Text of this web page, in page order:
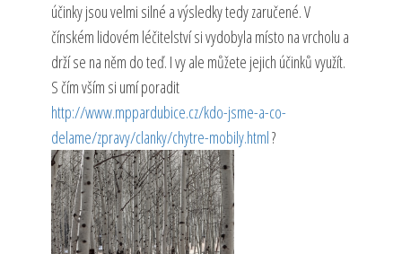
účinky jsou velmi silné a výsledky tedy zaručené. V
čínském lidovém léčitelství si vydobyla místo na vrcholu a
drží se na něm do teď. I vy ale můžete jejich účinků využít.
S čím vším si umí poradit
http://www.mppardubice.cz/kdo-jsme-a-co-
delame/zpravy/clanky/chytre-mobily.html?